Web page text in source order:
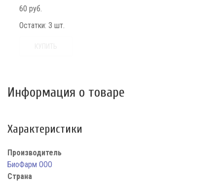
60 руб.
Остатки: 3 шт.
Информация о товаре
Характеристики
Производитель
БиоФарм ООО
Страна